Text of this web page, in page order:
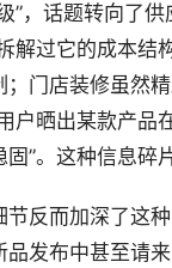
”，话题转向了
解过它的成本
；门店装修虽然
户晒出某款产品
”。这种信息碎
反而加深了这
品发布中甚至请